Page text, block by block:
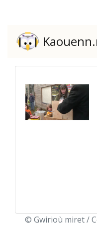
© Gwirioù miret /